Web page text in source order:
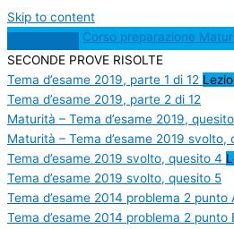
Skip to content
Corso preparazione
SECONDE PROVE RISOLTE
Tema d’esame 2019, parte 1 di 12
Tema d’esame 2019, parte 2 di 12
Maturità – Tema d’esame 2019,
Maturità – Tema d’esame 2019 svolto,
Tema d’esame 2019 svolto, quesito 4
Tema d’esame 2019 svolto, quesito 5
Tema d’esame 2014 problema 2 punto
Tema d’esame 2014 problema 2 punto